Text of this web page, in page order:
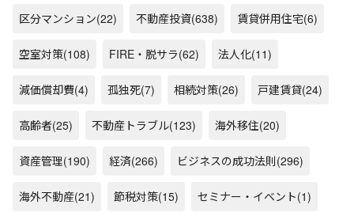
区分マンション(22) 不動産投資(638) 賃貸併用住宅(6)
空室対策(108) FIRE・脱サラ(62) 法人化(11)
減価償却費(4) 孤独死(7) 相続対策(26) 戸建賃貸(24)
高齢者(25) 不動産トラブル(123) 海外移住(20)
資産管理(190) 経済(266) ビジネスの成功法則(296)
海外不動産(21) 節税対策(15) セミナー・イベント(1)